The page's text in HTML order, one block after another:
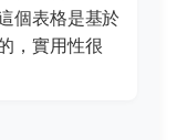
個表格是基於
，實用性很